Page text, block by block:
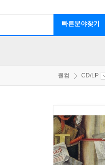
빠른분야찾기
웰컴 CD/LP